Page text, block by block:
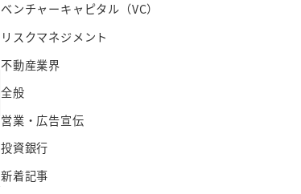
ベンチャーキャピタル（VC）
リスクマネジメント
不動産業界
全般
営業・広告宣伝
投資銀行
新着記事